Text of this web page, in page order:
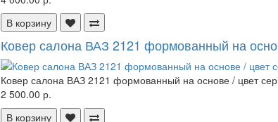
В корзину
Ковер салона ВАЗ 2121 формованный на
Ковер салона ВАЗ 2121 формованный на основе / цвет
2 500.00 р.
В корзину